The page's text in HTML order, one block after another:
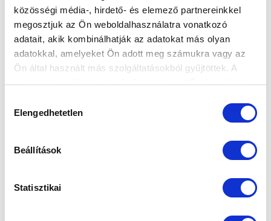
közösségi média-, hirdető- és elemező partnereinkkel
megosztjuk az Ön weboldalhasználatra vonatkozó
adatait, akik kombinálhatják az adatokat más olyan
adatokkal, amelyeket Ön adott meg számukra vagy az
Ön által használt más szolgáltatásokból gyűjtöttek. A
weboldalon való böngészés folytatásával Ön hozzájárul a
kiválasztása
Elengedhetetlen
Beállítások
Statisztikai
LÁZÁR BENJÁMIN: “A SZÜNET UTÁN A
SZEZON LEGJOBB FÉLIDEJÉT
PRODUKÁLTUK”
2026-04-26 12:15:05
Így értékelte vezetőedzőnk az ETO FC ellen 2-2-re
végződő bajnoki rangadót.